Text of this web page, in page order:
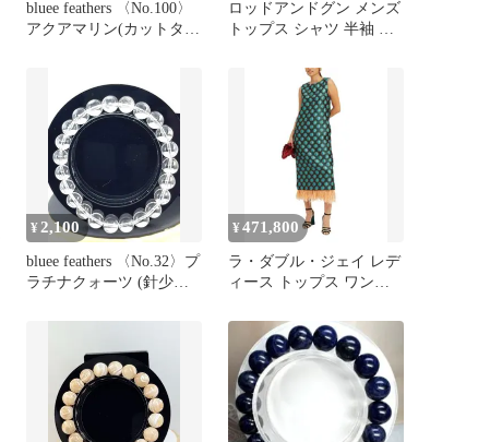
bluee feathers 〈No.100〉
アクアマリン(カットタイ
ロッドアンドグン メンズ
トップス シャツ 半袖 リ
MenshortSleeve Featherson
Linen Shirt Bluestone
¥2,100
bluee feathers 〈No.32〉プ
ラチナクォーツ (針少な
¥471,800
ラ・ダブル・ジェイ レデ
ィース トップス ワンピ
Dress With Feathers
Jacquard Winter Sun
Emerald Jacquar